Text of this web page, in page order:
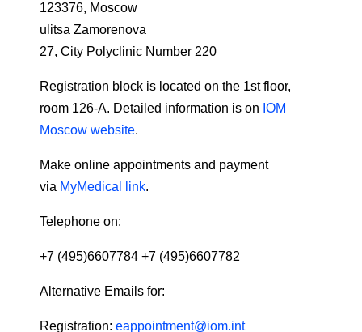
123376, Moscow
ulitsa Zamorenova
27, City Polyclinic Number 220
Registration block is located on the 1st floor,
room 126-A. Detailed information is on IOM
Moscow website.
Make online appointments and payment
via MyMedical link.
Telephone on:
+7 (495)6607784 +7 (495)6607782
Alternative Emails for:
Registration: eappointment@iom.int